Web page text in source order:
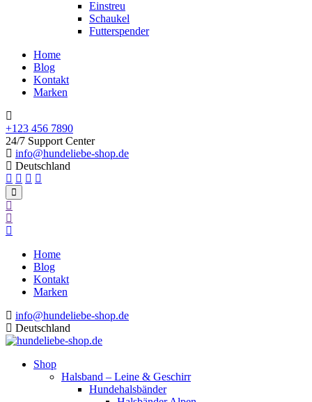
Einstreu
Schaukel
Futterspender
Home
Blog
Kontakt
Marken
+123 456 7890
24/7 Support Center
info@hundeliebe-shop.de
Deutschland
Home
Blog
Kontakt
Marken
info@hundeliebe-shop.de
Deutschland
Shop
Halsband – Leine & Geschirr
Hundehalsbänder